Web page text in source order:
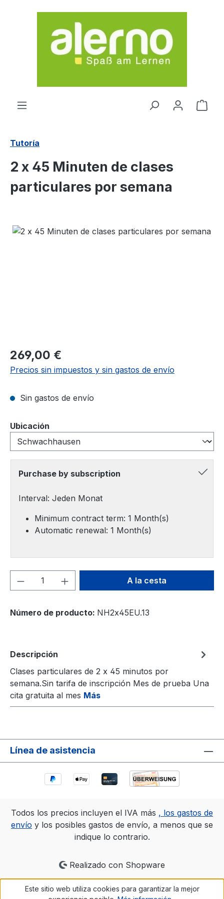
Saltar al contenido principal
El
Tutoría
2 x 45 Minuten de clases
particulares por semana
Omitir galería de imágenes
Precio normal:
269,00 €
Precios sin impuestos y sin gastos de envío
Sin gastos de envío
Seleccione
Ubicación
Purchase by subscription
Interval: Jeden Monat
Minimum contract term: 1 Month(s)
Automatic renewal: 1 Month(s)
Cantidad del producto: introduce la
A la cesta
Número de producto: NH2x45EU.13
Descripción
Clases particulares de 2 x 45 minutos por
semana.Sin tarifa de inscripción Mes de prueba Una
cita gratuita al mes Más
Línea de asistencia
Todos los precios incluyen el IVA más , los gastos de
envío y los posibles gastos de envío, a menos que se
indique lo contrario.
Realizado con Shopware
Este sitio web utiliza cookies para garantizar la mejor